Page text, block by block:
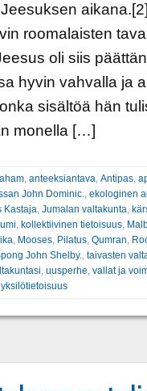
roomalaisten
oli siis
hyvin vahvalla ja
sisältöä hän
monella […]
anteeksiantava Antipas
John Dominic. ekologinen
Kastaja Jumalan valtakunta
kollektiivinen tietoisuus
Mooses Pilatus Qumran
John Shelby. taivasten
uusperhe vallat ja
yksilötietoisuus